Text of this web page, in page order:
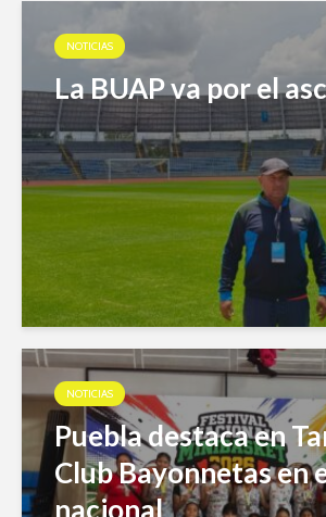
NOTICIAS
La BUAP va por el
NOTICIAS
Puebla destaca en
Club Bayonnetas en
nacional